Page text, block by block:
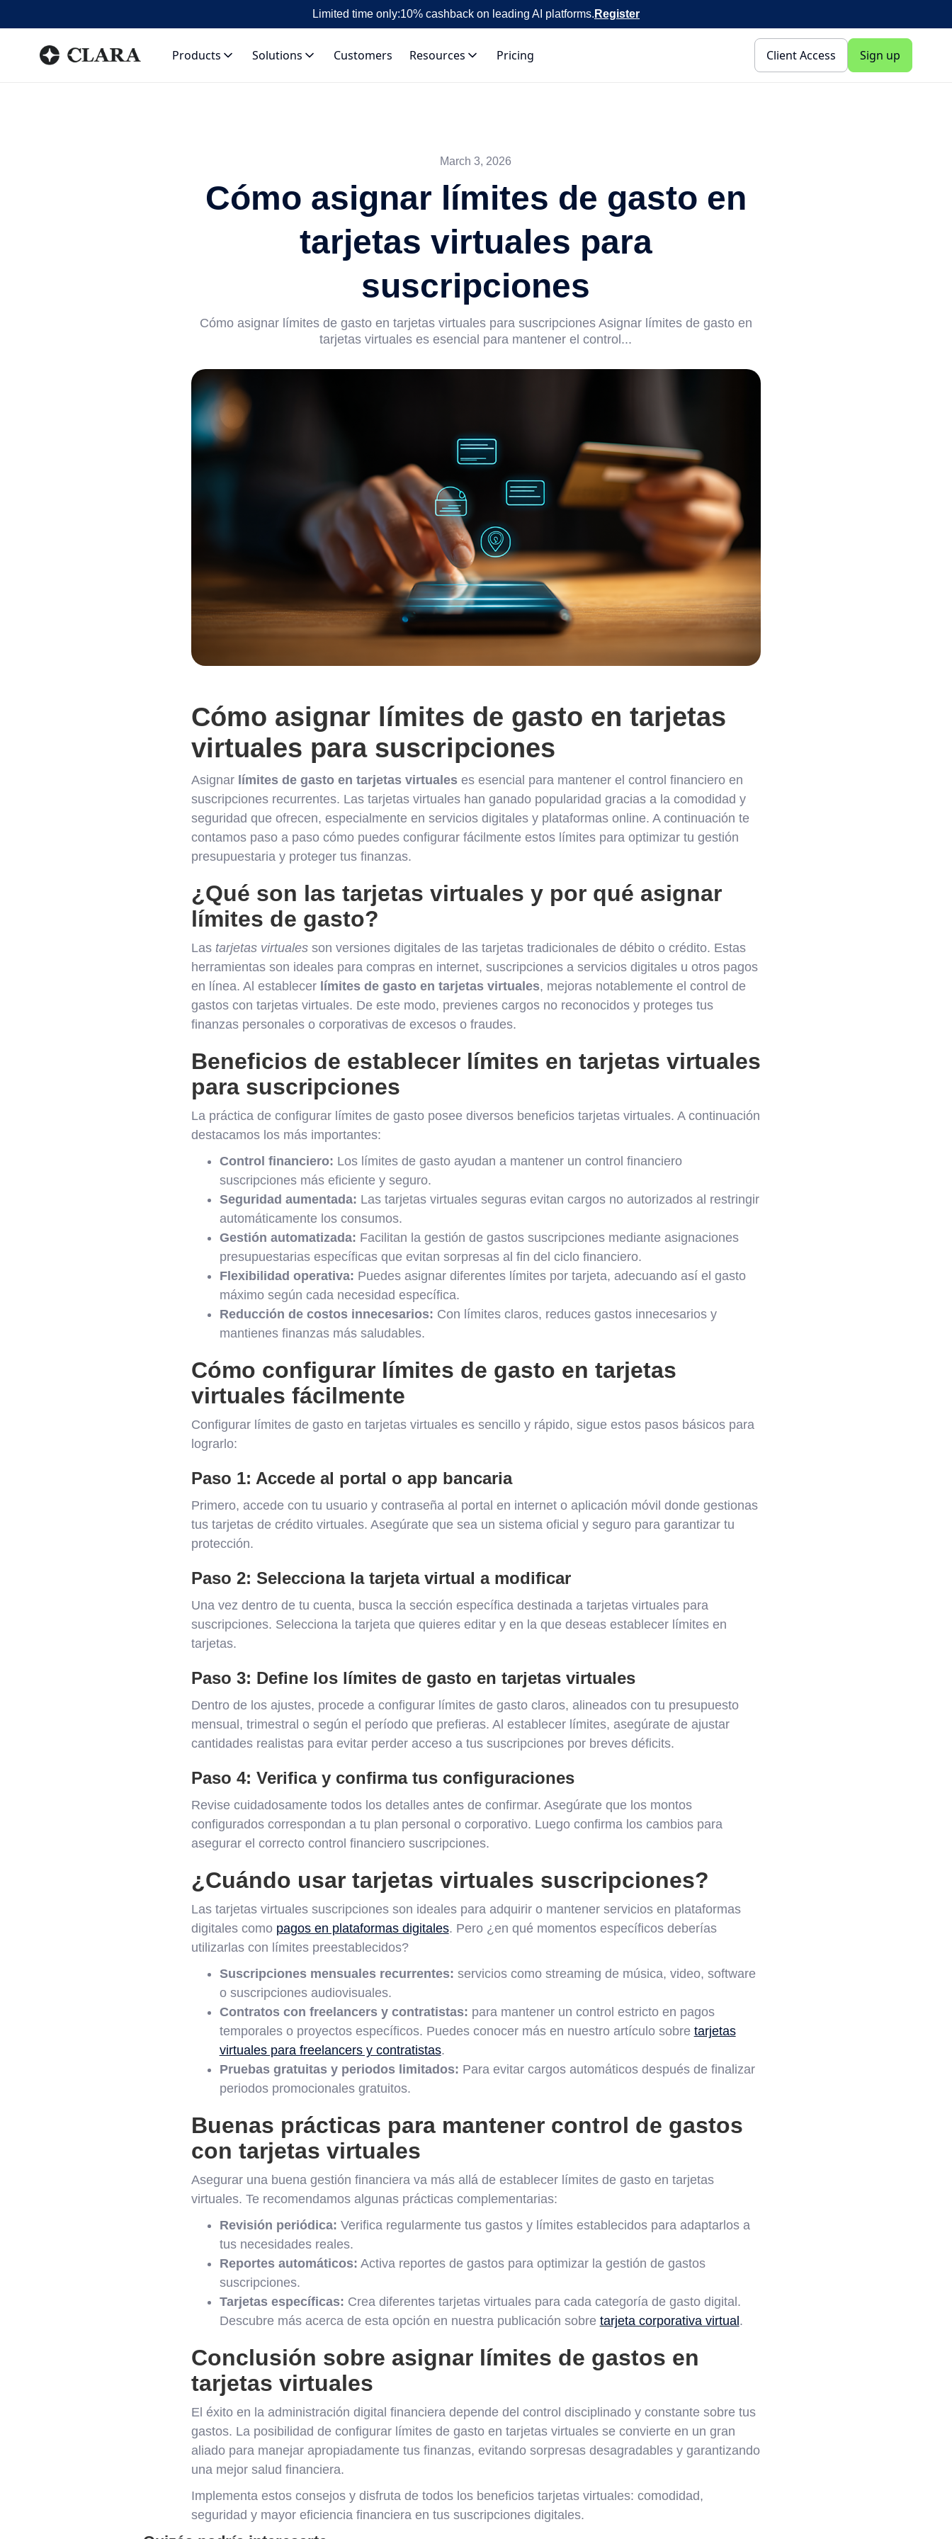
Limited time only:10% cashback on leading AI platforms. Register
Products Solutions Customers Resources Pricing Client Access Sign up
March 3, 2026
Cómo asignar límites de gasto en
tarjetas virtuales para
suscripciones
Cómo asignar límites de gasto en tarjetas virtuales para suscripciones Asignar límites de gasto en
tarjetas virtuales es esencial para mantener el control...
Cómo asignar límites de gasto en tarjetas
virtuales para suscripciones
Asignar límites de gasto en tarjetas virtualeses esencial para mantener el control financiero en
suscripciones recurrentes. Las tarjetas virtuales han ganado popularidad gracias a la comodidad y
seguridad que ofrecen, especialmente en servicios digitales y plataformas online. A continuación te
contamos paso a paso cómo puedes configurar fácilmente estos límites para optimizar tu gestión
presupuestaria y proteger tus finanzas.
¿Qué son las tarjetas virtuales y por qué asignar
límites de gasto?
Las tarjetas virtualesson versiones digitales de las tarjetas tradicionales de débito o crédito. Estas
herramientas son ideales para compras en internet, suscripciones a servicios digitales u otros pagos
en línea. Al establecer límites de gasto en tarjetas virtuales, mejoras notablemente el control de
gastos con tarjetas virtuales. De este modo, previenes cargos no reconocidos y proteges tus
finanzas personales o corporativas de excesos o fraudes.
Beneficios de establecer límites en tarjetas virtuales
para suscripciones
La práctica de configurar límites de gasto posee diversos beneficios tarjetas virtuales. A continuación
destacamos los más importantes:
Control financiero: Los límites de gasto ayudan a mantener un control financiero
suscripciones más eficiente y seguro.
Seguridad aumentada: Las tarjetas virtuales seguras evitan cargos no autorizados al restringir
automáticamente los consumos.
Gestión automatizada: Facilitan la gestión de gastos suscripciones mediante asignaciones
presupuestarias específicas que evitan sorpresas al fin del ciclo financiero.
Flexibilidad operativa: Puedes asignar diferentes límites por tarjeta, adecuando así el gasto
máximo según cada necesidad específica.
Reducción de costos innecesarios: Con límites claros, reduces gastos innecesarios y
mantienes finanzas más saludables.
Cómo configurar límites de gasto en tarjetas
virtuales fácilmente
Configurar límites de gasto en tarjetas virtuales es sencillo y rápido, sigue estos pasos básicos para
lograrlo:
Paso 1: Accede al portal o app bancaria
Primero, accede con tu usuario y contraseña al portal en internet o aplicación móvil donde gestionas
tus tarjetas de crédito virtuales. Asegúrate que sea un sistema oficial y seguro para garantizar tu
protección.
Paso 2: Selecciona la tarjeta virtual a modificar
Una vez dentro de tu cuenta, busca la sección específica destinada a tarjetas virtuales para
suscripciones. Selecciona la tarjeta que quieres editar y en la que deseas establecer límites en
tarjetas.
Paso 3: Define los límites de gasto en tarjetas virtuales
Dentro de los ajustes, procede a configurar límites de gasto claros, alineados con tu presupuesto
mensual, trimestral o según el período que prefieras. Al establecer límites, asegúrate de ajustar
cantidades realistas para evitar perder acceso a tus suscripciones por breves déficits.
Paso 4: Verifica y confirma tus configuraciones
Revise cuidadosamente todos los detalles antes de confirmar. Asegúrate que los montos
configurados correspondan a tu plan personal o corporativo. Luego confirma los cambios para
asegurar el correcto control financiero suscripciones.
¿Cuándo usar tarjetas virtuales suscripciones?
Las tarjetas virtuales suscripciones son ideales para adquirir o mantener servicios en plataformas
digitales como pagos en plataformas digitales. Pero ¿en qué momentos específicos deberías
utilizarlas con límites preestablecidos?
Suscripciones mensuales recurrentes: servicios como streaming de música, video, software
o suscripciones audiovisuales.
Contratos con freelancers y contratistas: para mantener un control estricto en pagos
temporales o proyectos específicos. Puedes conocer más en nuestro artículo sobre tarjetas
virtuales para freelancers y contratistas.
Pruebas gratuitas y periodos limitados: Para evitar cargos automáticos después de finalizar
periodos promocionales gratuitos.
Buenas prácticas para mantener control de gastos
con tarjetas virtuales
Asegurar una buena gestión financiera va más allá de establecer límites de gasto en tarjetas
virtuales. Te recomendamos algunas prácticas complementarias:
Revisión periódica: Verifica regularmente tus gastos y límites establecidos para adaptarlos a
tus necesidades reales.
Reportes automáticos: Activa reportes de gastos para optimizar la gestión de gastos
suscripciones.
Tarjetas específicas: Crea diferentes tarjetas virtuales para cada categoría de gasto digital.
Descubre más acerca de esta opción en nuestra publicación sobre tarjeta corporativa virtual .
Conclusión sobre asignar límites de gastos en
tarjetas virtuales
El éxito en la administración digital financiera depende del control disciplinado y constante sobre tus
gastos. La posibilidad de configurar límites de gasto en tarjetas virtuales se convierte en un gran
aliado para manejar apropiadamente tus finanzas, evitando sorpresas desagradables y garantizando
una mejor salud financiera.
Implementa estos consejos y disfruta de todos los beneficios tarjetas virtuales: comodidad,
seguridad y mayor eficiencia financiera en tus suscripciones digitales.